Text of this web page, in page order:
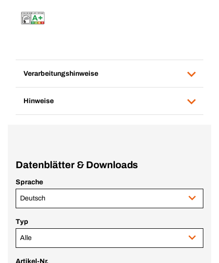
Verarbeitungshinweise
Hinweise
Datenblätter & Downloads
Sprache
Deutsch
Typ
Alle
Artikel-Nr.